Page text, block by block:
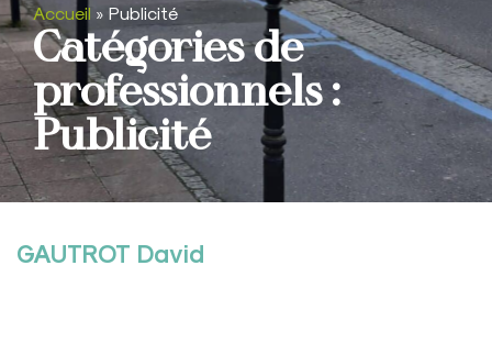
Accueil » Publicité
Catégories de
professionnels :
Publicité
GAUTROT David